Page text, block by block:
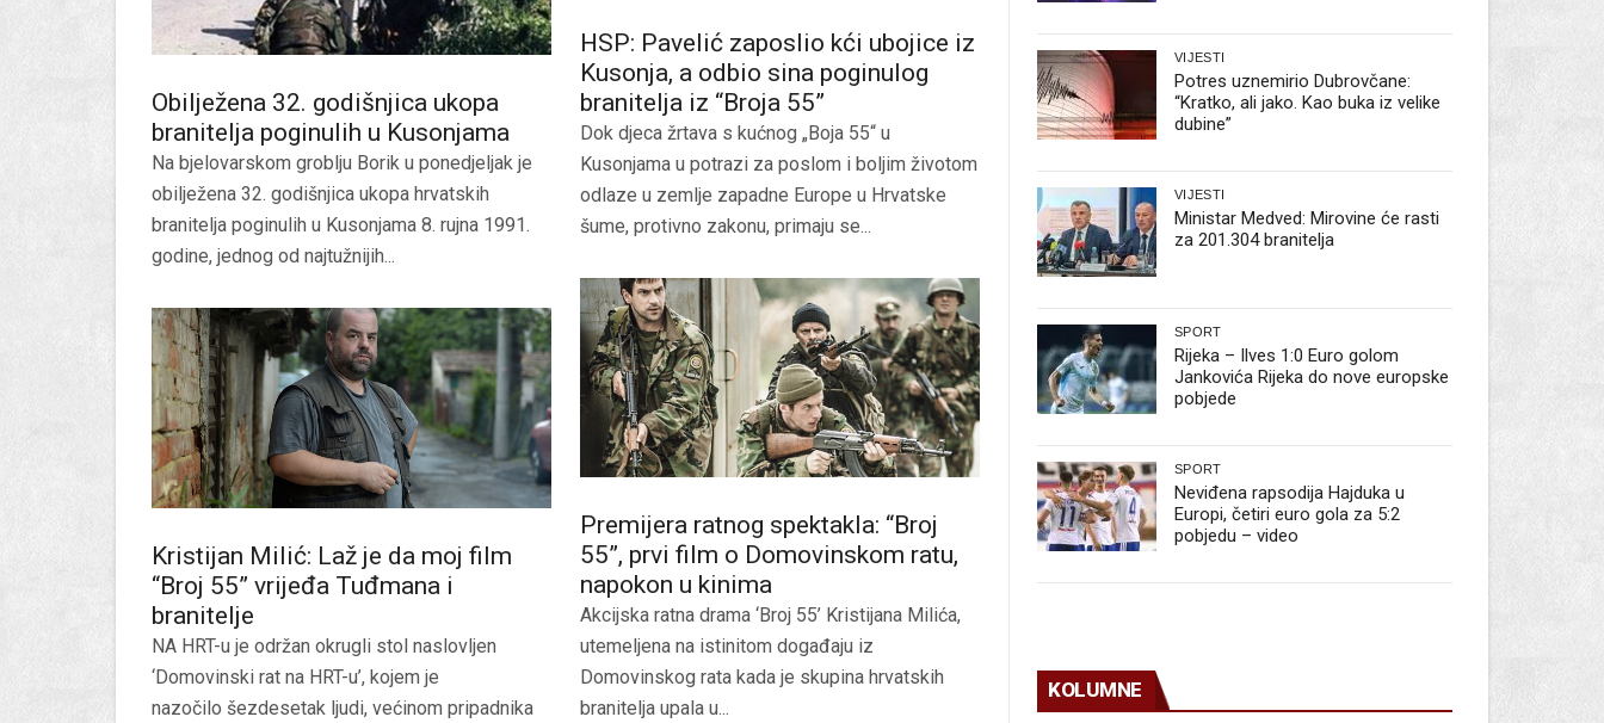
Obilježena 32. godišnjica ukopa
branitelja poginulih u Kusonjama
Na bjelovarskom groblju Borik u ponedjeljak je
obilježena 32. godišnjica ukopa hrvatskih
branitelja poginulih u Kusonjama 8. rujna 1991.
godine, jednog od najtužnijih...
HSP: Pavelić zaposlio kći ubojice iz
Kusonja, a odbio sina poginulog
branitelja iz “Broja 55”
Dok djeca žrtava s kućnog „Boja 55“ u
Kusonjama u potrazi za poslom i boljim životom
odlaze u zemlje zapadne Europe u Hrvatske
šume, protivno zakonu, primaju se...
Premijera ratnog spektakla: “Broj
55”, prvi film o Domovinskom ratu,
napokon u kinima
Akcijska ratna drama ‘Broj 55’ Kristijana Milića,
utemeljena na istinitom događaju iz
Domovinskog rata kada je skupina hrvatskih
branitelja upala u...
Kristijan Milić: Laž je da moj film
“Broj 55” vrijeđa Tuđmana i
branitelje
NA HRT-u je održan okrugli stol naslovljen
‘Domovinski rat na HRT-u’, kojem je
nazočilo šezdesetak ljudi, većinom pripadnika
VIJESTI
Potres uznemirio Dubrovčane:
“Kratko, ali jako. Kao buka iz velike
dubine”
VIJESTI
Ministar Medved: Mirovine će rasti
za 201.304 branitelja
SPORT
Rijeka – Ilves 1:0 Euro golom
Jankovića Rijeka do nove europske
pobjede
SPORT
Neviđena rapsodija Hajduka u
Europi, četiri euro gola za 5:2
pobjedu – video
KOLUMNE